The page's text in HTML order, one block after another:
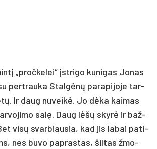
„pro­čke­lei“ įstri­go ku­ni­gas Jo­nas
per­trau­ka Stal­gė­nų pa­ra­pi­jo­je tar­
Ir daug nu­vei­kė. Jo dė­ka kai­mas
sa­lę. Daug lė­šų sky­rė ir baž­
vi­sų svar­biau­sia, kad jis la­bai pa­ti­
nes bu­vo pa­pras­tas, šil­tas žmo­